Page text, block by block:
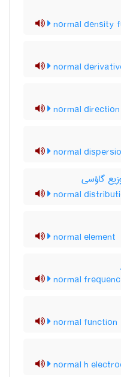
normal density
normal
normal direction
normal
گاؤسی
normal
normal element
normal
normal function
normal h